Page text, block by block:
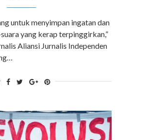
untuk menyimpan ingatan dan
yang kerap terpinggirkan,”
Aliansi Jurnalis Independen